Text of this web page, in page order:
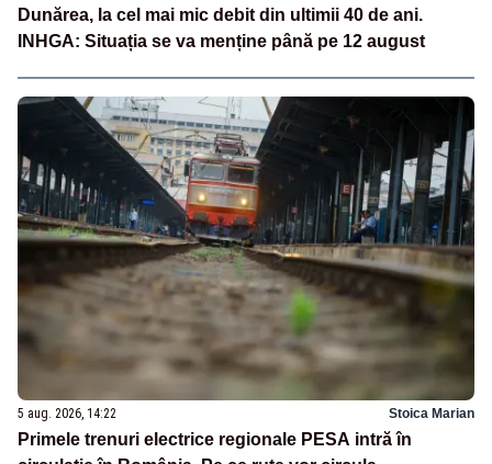
Dunărea, la cel mai mic debit din ultimii 40 de ani.
INHGA: Situația se va menține până pe 12 august
5 aug. 2026, 14:22 Stoica Marian
Primele trenuri electrice regionale PESA intră în